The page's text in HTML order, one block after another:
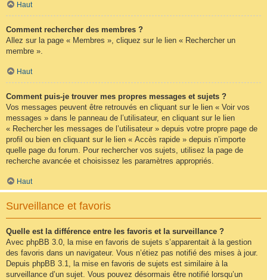
Haut
Comment rechercher des membres ?
Allez sur la page « Membres », cliquez sur le lien « Rechercher un
membre ».
Haut
Comment puis-je trouver mes propres messages et sujets ?
Vos messages peuvent être retrouvés en cliquant sur le lien « Voir vos
messages » dans le panneau de l’utilisateur, en cliquant sur le lien
« Rechercher les messages de l’utilisateur » depuis votre propre page de
profil ou bien en cliquant sur le lien « Accès rapide » depuis n’importe
quelle page du forum. Pour rechercher vos sujets, utilisez la page de
recherche avancée et choisissez les paramètres appropriés.
Haut
Surveillance et favoris
Quelle est la différence entre les favoris et la surveillance ?
Avec phpBB 3.0, la mise en favoris de sujets s’apparentait à la gestion
des favoris dans un navigateur. Vous n’étiez pas notifié des mises à jour.
Depuis phpBB 3.1, la mise en favoris de sujets est similaire à la
surveillance d’un sujet. Vous pouvez désormais être notifié lorsqu’un